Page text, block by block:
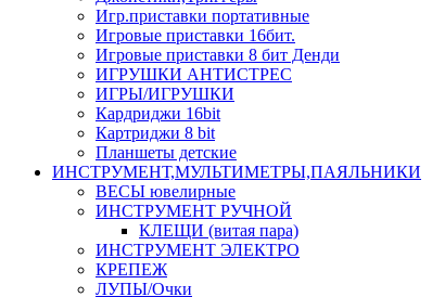
Игр.приставки портативные
Игровые приставки 16бит.
Игровые приставки 8 бит Денди
ИГРУШКИ АНТИСТРЕС
ИГРЫ/ИГРУШКИ
Кардриджи 16bit
Картриджи 8 bit
Планшеты детские
ИНСТРУМЕНТ,МУЛЬТИМЕТРЫ,ПАЯЛЬНИКИ
ВЕСЫ ювелирные
ИНСТРУМЕНТ РУЧНОЙ
КЛЕЩИ (витая пара)
ИНСТРУМЕНТ ЭЛЕКТРО
КРЕПЕЖ
ЛУПЫ/Очки